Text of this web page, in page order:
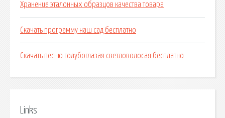
Хранение эталонных образцов качества товара
Скачать программу наш сад бесплатно
Скачать песню голубоглазая светловолосая бесплатно
Links